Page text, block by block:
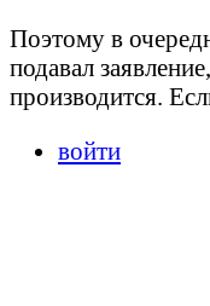
Поэтому в
подавал
производится.
войти